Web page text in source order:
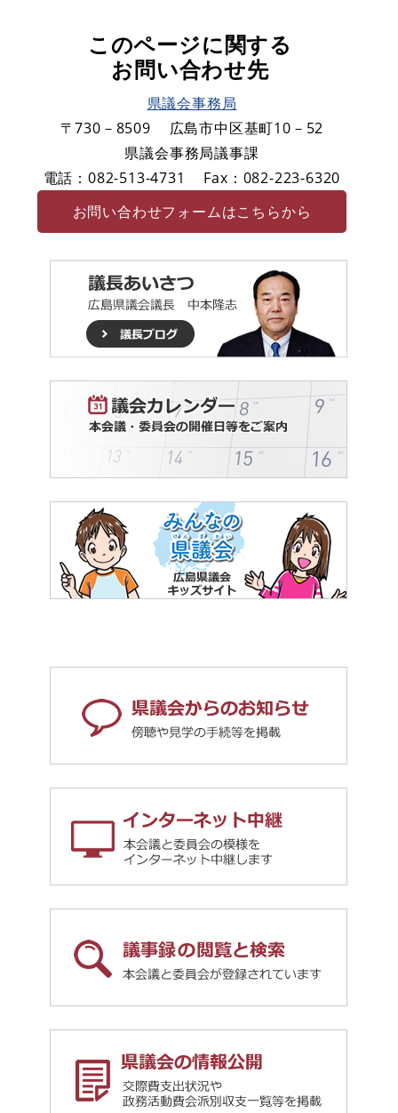
このページに関する
お問い合わせ先
県議会事務局
〒730－8509
広島市中区基町10－52
県議会事務局議事課
電話：082-513-4731
Fax：082-223-6320
お問い合わせフォームはこちらから